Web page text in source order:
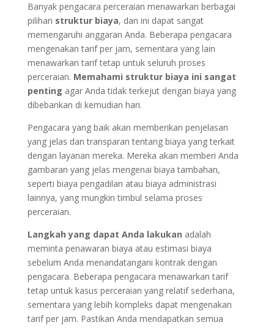
Banyak pengacara perceraian menawarkan berbagai
pilihan struktur biaya, dan ini dapat sangat
memengaruhi anggaran Anda. Beberapa pengacara
mengenakan tarif per jam, sementara yang lain
menawarkan tarif tetap untuk seluruh proses
perceraian. Memahami struktur biaya ini sangat
penting agar Anda tidak terkejut dengan biaya yang
dibebankan di kemudian hari.
Pengacara yang baik akan memberikan penjelasan
yang jelas dan transparan tentang biaya yang terkait
dengan layanan mereka. Mereka akan memberi Anda
gambaran yang jelas mengenai biaya tambahan,
seperti biaya pengadilan atau biaya administrasi
lainnya, yang mungkin timbul selama proses
perceraian.
Langkah yang dapat Anda lakukan adalah
meminta penawaran biaya atau estimasi biaya
sebelum Anda menandatangani kontrak dengan
pengacara. Beberapa pengacara menawarkan tarif
tetap untuk kasus perceraian yang relatif sederhana,
sementara yang lebih kompleks dapat mengenakan
tarif per jam. Pastikan Anda mendapatkan semua